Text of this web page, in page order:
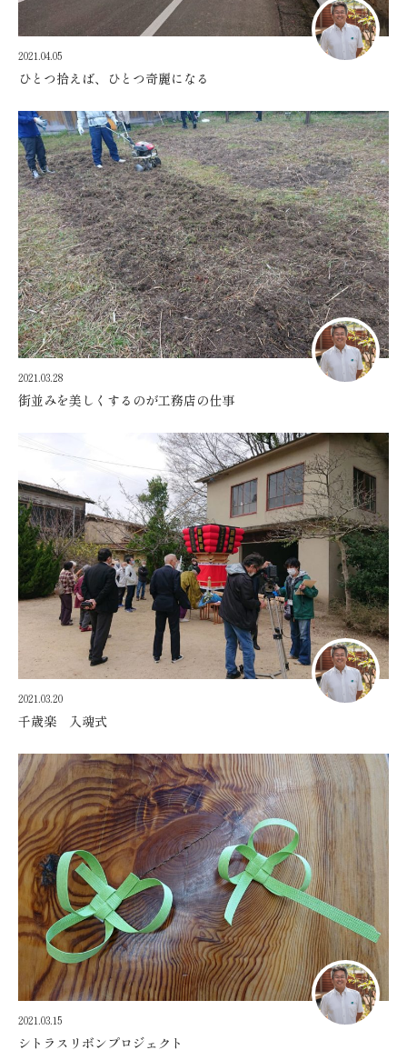
2021.04.05
ひとつ拾えば、ひとつ奇麗になる
2021.03.28
街並みを美しくするのが工務店の仕事
2021.03.20
千歳楽 入魂式
2021.03.15
シトラスリボンプロジェクト